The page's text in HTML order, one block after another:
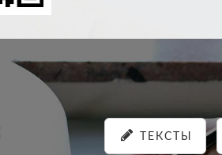
ТЕКСТЫ